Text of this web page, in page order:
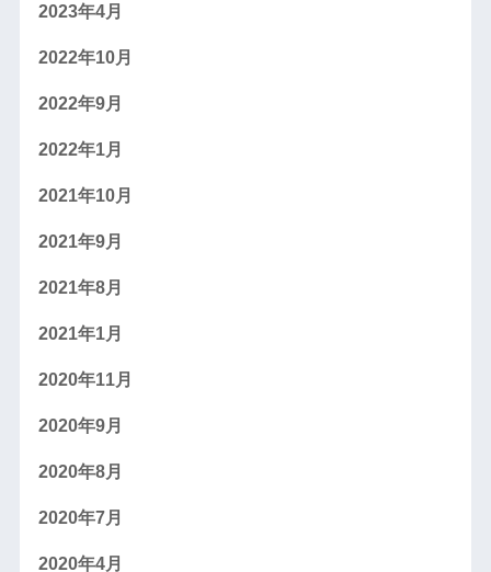
2023年4月
2022年10月
2022年9月
2022年1月
2021年10月
2021年9月
2021年8月
2021年1月
2020年11月
2020年9月
2020年8月
2020年7月
2020年4月